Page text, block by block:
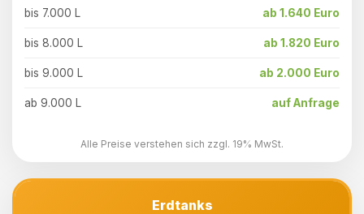
bis 7.000 L ab 1.640 Euro
bis 8.000 L ab 1.820 Euro
bis 9.000 L ab 2.000 Euro
ab 9.000 L auf Anfrage
Alle Preise verstehen sich zzgl. 19% MwSt.
Erdtanks